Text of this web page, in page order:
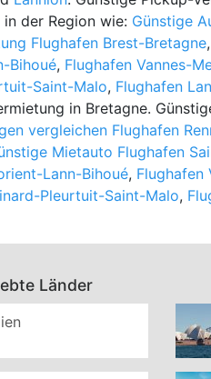
in der Region wie: Günstige
Flughafen Brest-Bretagne,
Bihoué, Flughafen Vannes-
Saint-Malo, Flughafen
in Bretagne.
vergleichen Flughafen
Mietauto Flughafen
Lann-Bihoué, Flughafen
Pleurtuit-Saint-Malo,
Länder